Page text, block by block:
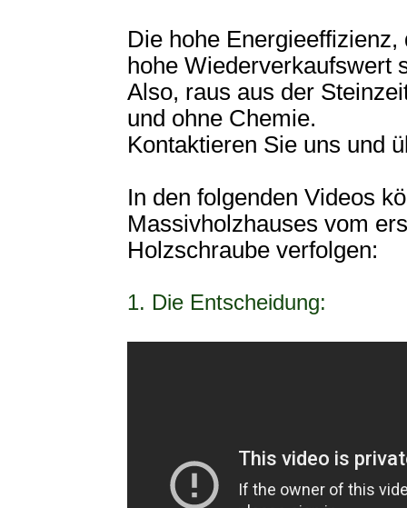
Die hohe
hohe Wiederverkaufswert
Also, raus aus der
und ohne Chemie.
Kontaktieren Sie uns und
In den folgenden Videos
Massivholzhauses vom
Holzschraube verfolgen:
1. Die Entscheidung: